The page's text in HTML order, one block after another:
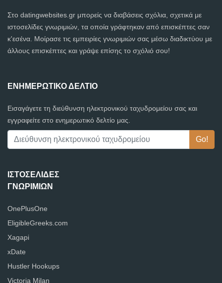
Στο datingwebsites.gr μπορείς να διαβάσεις σχόλια, σχετικά με
ιστοσελίδες γνωριμιών, τα οποία γράφτηκαν από επισκέπτες σαν
κ'εσένα. Μοίρασε τις εμπειρίες γνωριμιών σας μέσω διαδικτύου με
άλλους επισκέπτες και γράψε επίσης το σχόλιό σου!
ΕΝΗΜΕΡΩΤΙΚΌ ΔΕΛΤΊΟ
Εισαγάγετε τη διεύθυνση ηλεκτρονικού ταχυδρομείου σας και
εγγραφείτε στο ενημερωτικό δελτίο μας.
ΙΣΤΟΣΕΛΊΔΕΣ
ΓΝΩΡΙΜΙΏΝ
OnePlusOne
EligibleGreeks.com
Xagapi
xDate
Hustler Hookups
Victoria Milan